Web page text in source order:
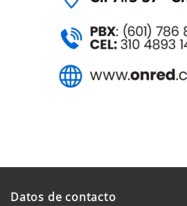
Datos de contacto